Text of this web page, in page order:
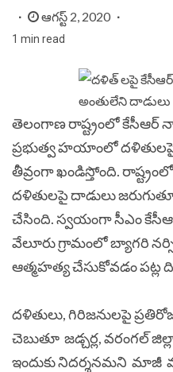
ఆగస్ట్ 2, 2020
1 min read
తెలంగాణ రాష్ట్రంలో
ప్రభుత్వ హయాంలో దళితులపై
తీవ్రంగా ఖండిస్తోంది.
దళితులపై దాడులు
చేసింది. స్వయంగా సీఎం
వేలూరు గ్రామంలో బ్యాగరి
ఆత్మహత్య చేసుకోవడం పట్ల
దళితులు, గిరిజనులపై
చెబుతూ జడ్చర్ల, వరంగల్
ఇందుకు నిదర్శనమని మాజీ